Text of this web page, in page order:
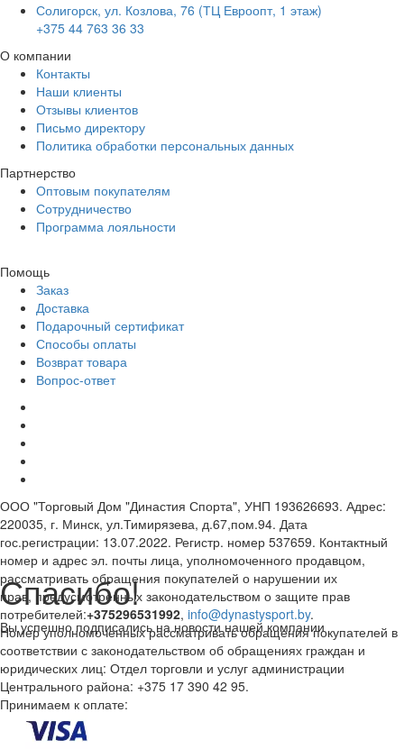
Солигорск, ул. Козлова, 76 (ТЦ Евроопт, 1 этаж)
+375 44 763 36 33
О компании
Контакты
Наши клиенты
Отзывы клиентов
Письмо директору
Политика обработки персональных данных
Партнерство
Оптовым покупателям
Сотрудничество
Программа лояльности
Помощь
Заказ
Доставка
Подарочный сертификат
Способы оплаты
Возврат товара
Вопрос-ответ
ООО "Торговый Дом "Династия Спорта", УНП 193626693. Адрес:
220035, г. Минск, ул.Тимирязева, д.67,пом.94. Дата
гос.регистрации: 13.07.2022. Регистр. номер 537659. Контактный
номер и адрес эл. почты лица, уполномоченного продавцом,
рассматривать обращения покупателей о нарушении их
прав, предусмотренных законодательством о защите прав
потребителей:+375296531992, info@dynastysport.by.
Номер уполномоченных рассматривать обращения покупателей в
соответствии с законодательством об обращениях граждан и
юридических лиц: Отдел торговли и услуг администрации
Центрального района: +375 17 390 42 95.
Принимаем к оплате:
Спасибо!
Вы успешно подписались на новости нашей компании